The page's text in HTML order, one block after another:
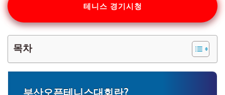
테니스 경기시청
목차
부산오픈테니스대회란?